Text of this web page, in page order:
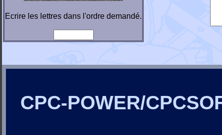
Ecrire les lettres dans l'ordre demandé.
CPC-POWER/